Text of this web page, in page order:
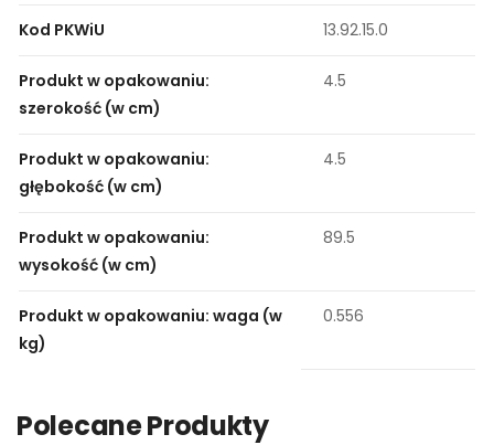
Kod PKWiU 13.92.15.0
Produkt w opakowaniu:
szerokość (w cm)
4.5
Produkt w opakowaniu:
głębokość (w cm)
4.5
Produkt w opakowaniu:
wysokość (w cm)
89.5
Produkt w opakowaniu: waga (w
kg)
0.556
Polecane Produkty